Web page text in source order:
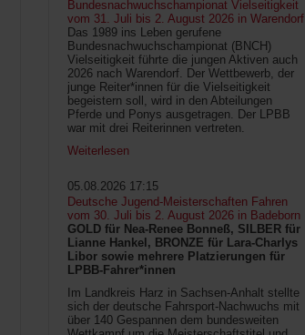
Bundesnachwuchschampionat Vielseitigkeit
vom 31. Juli bis 2. August 2026 in Warendorf
Das 1989 ins Leben gerufene
Bundesnachwuchschampionat (BNCH)
Vielseitigkeit führte die jungen Aktiven auch
2026 nach Warendorf. Der Wettbewerb, der
junge Reiter*innen für die Vielseitigkeit
begeistern soll, wird in den Abteilungen
Pferde und Ponys ausgetragen. Der LPBB
war mit drei Reiterinnen vertreten.
Weiterlesen
05.08.2026 17:15
Deutsche Jugend-Meisterschaften Fahren
vom 30. Juli bis 2. August 2026 in Badeborn
GOLD für Nea-Renee Bonneß, SILBER für
Lianne Hankel, BRONZE für Lara-Charlys
Libor sowie mehrere Platzierungen für
LPBB-Fahrer*innen
Im Landkreis Harz in Sachsen-Anhalt stellte
sich der deutsche Fahrsport-Nachwuchs mit
über 140 Gespannen dem bundesweiten